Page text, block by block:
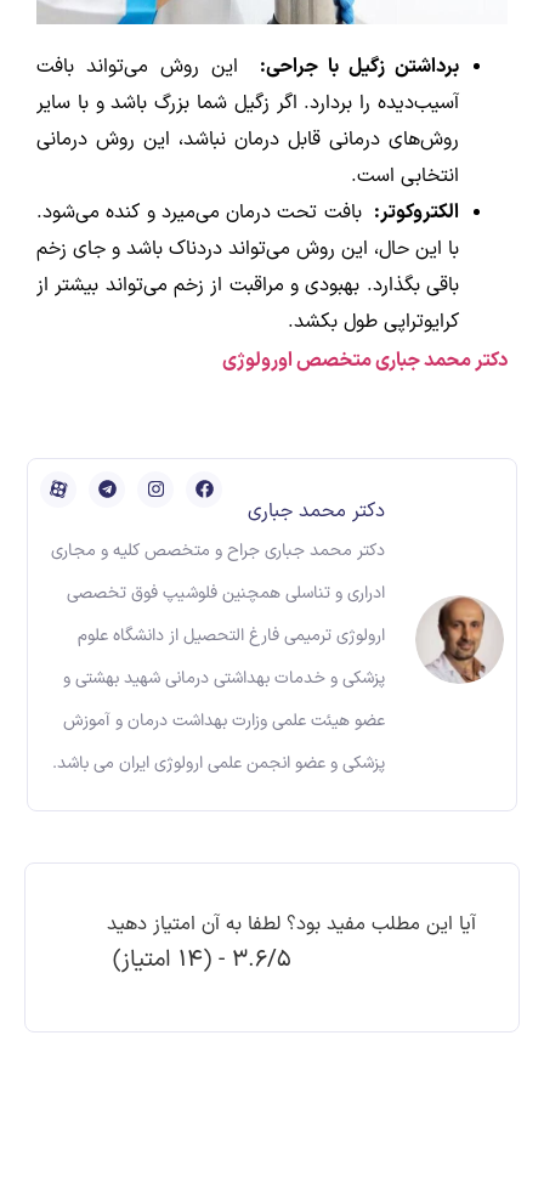
برداشتن زگیل با جراحی:
این روش می‌تواند بافت
آسیب‌دیده را بردارد. اگر زگیل شما بزرگ باشد و با سایر
روش‌های درمانی قابل درمان نباشد، این روش درمانی
انتخابی است.
الکتروکوتر: بافت تحت درمان می‌میرد و کنده می‌شود.
با این حال، این روش می‌تواند دردناک باشد و جای زخم
باقی بگذارد. بهبودی و مراقبت از زخم می‌تواند بیشتر از
کرایوتراپی طول بکشد.
دکتر محمد جباری متخصص اورولوژی
دکتر محمد جباری
دکتر محمد جباری جراح و متخصص کلیه و مجاری
ادراری و تناسلی همچنین فلوشیپ فوق تخصصی
ارولوژی ترمیمی فارغ التحصیل از دانشگاه علوم
پزشکی و خدمات بهداشتی درمانی شهید بهشتی و
عضو هیئت علمی وزارت بهداشت درمان و آموزش
پزشکی و عضو انجمن علمی ارولوژی ایران می باشد.
آیا این مطلب مفید بود؟ لطفا به آن امتیاز دهید
3.6/5 - (14 امتیاز)